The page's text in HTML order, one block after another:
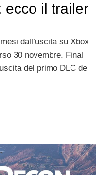
ecco il trailer
dall’uscita su Xbox
30 novembre, Final
del primo DLC del